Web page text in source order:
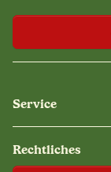
Service
Rechtliches